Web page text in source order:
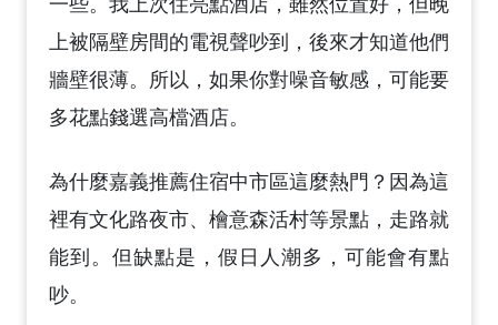
一些。我上次住亮點酒店，雖然位置好，但晚
上被隔壁房間的電視聲吵到，後來才知道他們
牆壁很薄。所以，如果你對噪音敏感，可能要
多花點錢選高檔酒店。
為什麼嘉義推薦住宿中市區這麼熱門？因為這
裡有文化路夜市、檜意森活村等景點，走路就
能到。但缺點是，假日人潮多，可能會有點
吵。